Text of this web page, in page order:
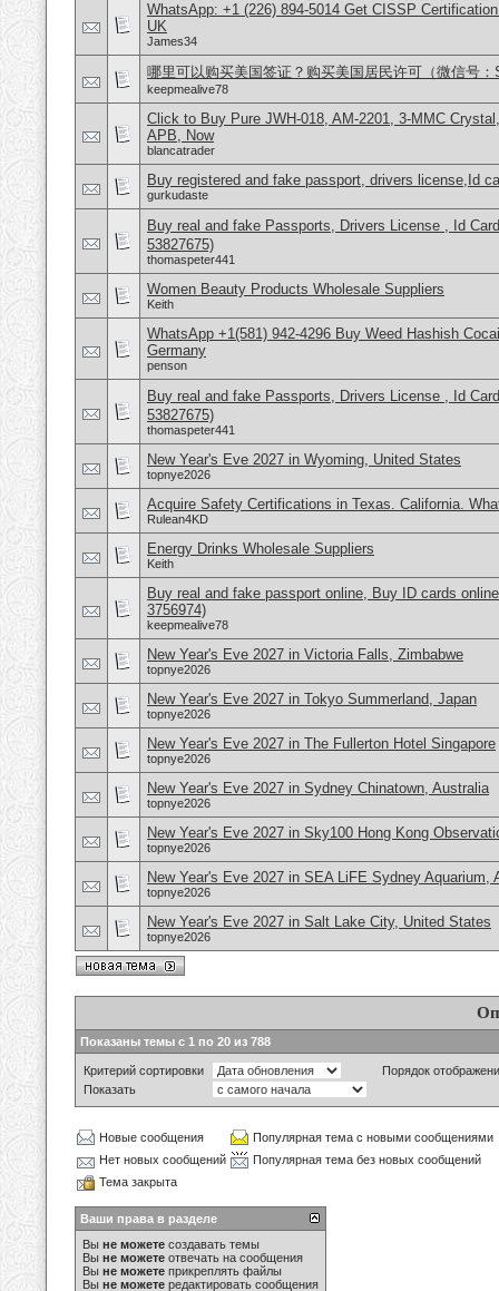
WhatsApp: +1 (226) 894-5014​ Get CISSP
UK
James34
哪里可以购买美国签证？购买美国居民许可（微信号：
keepmealive78
Click to Buy Pure JWH-018, AM-2201, 3-MMC
APB, Now
blancatrader
Buy registered and fake passport, drivers license,Id
gurkudaste
Buy real and fake Passports, Drivers License , Id
53827675)
thomaspeter441
Women Beauty Products Wholesale Suppliers
Keith
WhatsApp +1(581) 942-4296 Buy Weed Hashish
Germany
penson
Buy real and fake Passports, Drivers License , Id
53827675)
thomaspeter441
New Year's Eve 2027 in Wyoming, United States
topnye2026
Acquire Safety Certifications in Texas. California.
Rulean4KD
Energy Drinks Wholesale Suppliers
Keith
Buy real and fake passport online, Buy ID cards
3756974)
keepmealive78
New Year's Eve 2027 in Victoria Falls, Zimbabwe
topnye2026
New Year's Eve 2027 in Tokyo Summerland, Japan
topnye2026
New Year's Eve 2027 in The Fullerton Hotel Singapore
topnye2026
New Year's Eve 2027 in Sydney Chinatown, Australia
topnye2026
New Year's Eve 2027 in Sky100 Hong Kong
topnye2026
New Year's Eve 2027 in SEA LiFE Sydney Aquarium,
topnye2026
New Year's Eve 2027 in Salt Lake City, United States
topnye2026
Показаны темы с 1 по 20 из 788
Критерий сортировки
Порядок
Показать
Новые сообщения
Популярная тема с новыми сообщениями
Нет новых сообщений
Популярная тема без новых сообщений
Тема закрыта
Ваши права в разделе
Вы не можете создавать темы
Вы не можете отвечать на сообщения
Вы не можете прикреплять файлы
Вы не можете редактировать сообщения